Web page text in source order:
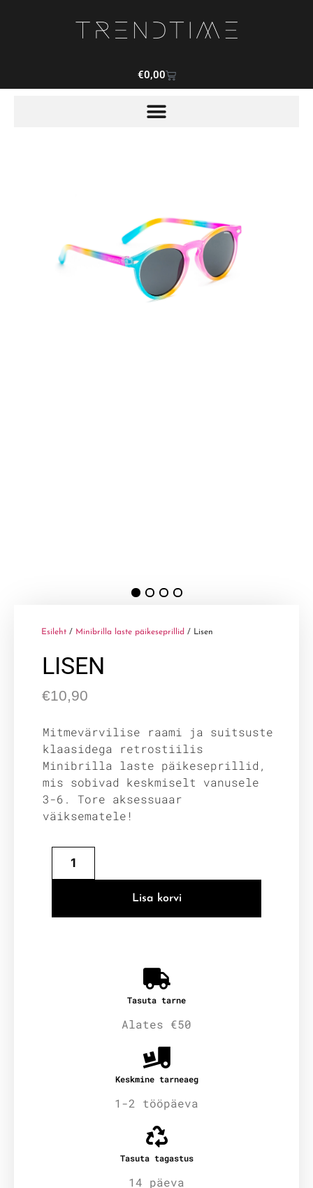
€0,00
Esileht / Minibrilla laste päikeseprillid / Lisen
LISEN
€10,90
Mitmevärvilise raami ja suitsuste
klaasidega retrostiilis
Minibrilla laste päikeseprillid,
mis sobivad keskmiselt vanusele
3-6. Tore aksessuaar
väiksematele!
Lisa korvi
Tasuta tarne
Alates €50
Keskmine tarneaeg
1-2 tööpäeva
Tasuta tagastus
14 päeva